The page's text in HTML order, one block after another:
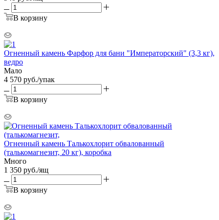
В корзину
Огненный камень Фарфор для бани "Императорский" (3,3 кг),
ведро
Мало
4 570 руб./упак
В корзину
Огненный камень Талькохлорит обвалованный
(талькомагнезит, 20 кг), коробка
Много
1 350 руб./ящ
В корзину